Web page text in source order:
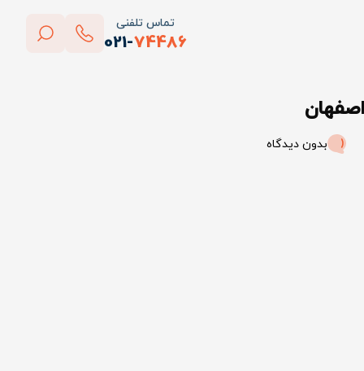
تماس تلفنی
021-74486
پاک کردن
بدون دیدگاه